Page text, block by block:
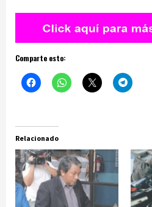
Comparte esto:
Relacionado